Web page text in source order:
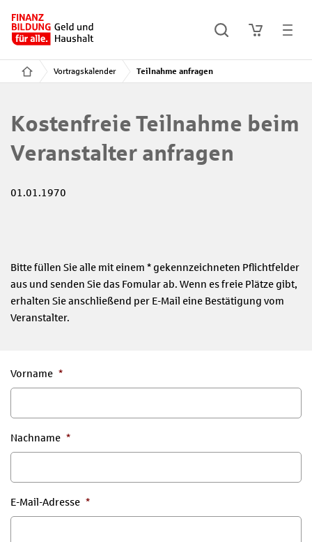
Vortragskalender Teilnahme anfragen
Kostenfreie Teilnahme beim
Veranstalter anfragen
01.01.1970
Bitte füllen Sie alle mit einem * gekennzeichneten Pflichtfelder
aus und senden Sie das Fomular ab. Wenn es freie Plätze gibt,
erhalten Sie anschließend per E-Mail eine Bestätigung vom
Veranstalter.
Vorname *
Nachname *
E-Mail-Adresse *